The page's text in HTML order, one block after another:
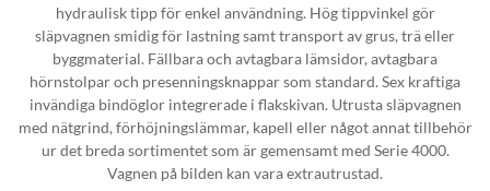
hydraulisk tipp för enkel användning. Hög tippvinkel gör
släpvagnen smidig för lastning samt transport av grus, trä eller
byggmaterial. Fällbara och avtagbara lämsidor, avtagbara
hörnstolpar och presenningsknappar som standard. Sex kraftiga
invändiga bindöglor integrerade i flakskivan. Utrusta släpvagnen
med nätgrind, förhöjningslämmar, kapell eller något annat tillbehör
ur det breda sortimentet som är gemensamt med Serie 4000.
Vagnen på bilden kan vara extrautrustad.